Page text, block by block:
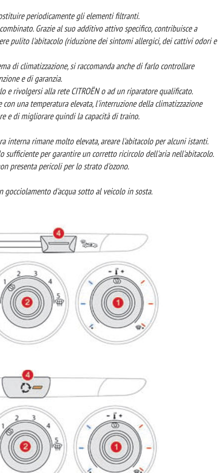
periodicamente gli elementi filtranti.
Grazie al suo additivo attivo specifico, contribuisce a
pulito l'abitacolo (riduzione dei sintomi allergici, dei cattivi odori e
di climatizzazione, si raccomanda anche di farlo controllare
e di garanzia.
e rivolgersi alla rete CITROËN o ad un riparatore qualificato.
una temperatura elevata, l'interruzione della climatizzazione
e di migliorare quindi la capacità di traino.
interna rimane molto elevata, areare l'abitacolo per alcuni istanti.
sufficiente per garantire un corretto ricircolo dell'aria nell'abitacolo.
presenta pericoli per lo strato d'ozono.
gocciolamento d'acqua sotto al veicolo in sosta.